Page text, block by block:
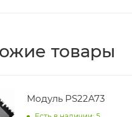
товары
Модуль PS22A73